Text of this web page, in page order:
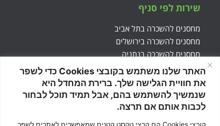
האתר שלנו משתמש בקובצי Cookies כדי לשפר
את חוויית הגלישה שלך. ברירת המחדל היא
שנמשיך להשתמש בהם, אבל תמיד תוכל לבחור
לכבות אותם אם תרצה.
קובצי Cookies הם קבצי טקסט קטנים שמאפשרים לאתרים לשפר
שירות לפי סניף
מחסנים להשכרה בתל אביב
מחסנים להשכרה בירושלים
מחסנים להשכרה בנתניה
מחסנים להשכרה בקרית ענבים
אחסון תכולת דירה בתל אביב
אחסון תכולת דירה בירושלים
צור קשר